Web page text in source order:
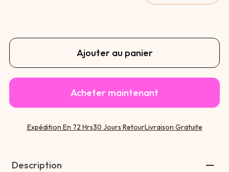
Ajouter au panier
Acheter maintenant
Expédition En 72 Hrs30 Jours RetourLivraison Gratuite
Description